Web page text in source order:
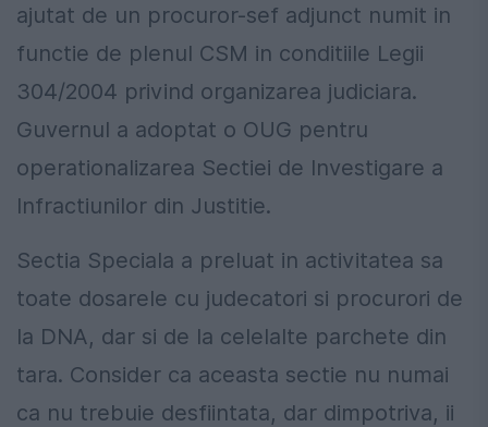
ajutat de un procuror-sef adjunct numit in
functie de plenul CSM in conditiile Legii
304/2004 privind organizarea judiciara.
Guvernul a adoptat o OUG pentru
operationalizarea Sectiei de Investigare a
Infractiunilor din Justitie.
Sectia Speciala a preluat in activitatea sa
toate dosarele cu judecatori si procurori de
la DNA, dar si de la celelalte parchete din
tara. Consider ca aceasta sectie nu numai
ca nu trebuie desfiintata, dar dimpotriva, ii